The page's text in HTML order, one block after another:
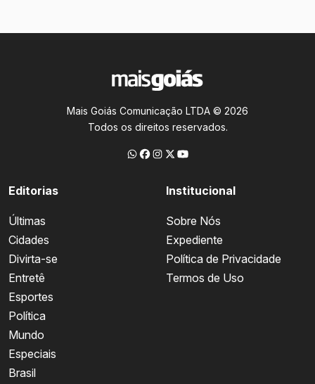
Mais Goiás Comunicação LTDA © 2026
Todos os direitos reservados.
Editorias
Últimas
Cidades
Divirta-se
Entretê
Esportes
Política
Mundo
Especiais
Brasil
Institucional
Sobre Nós
Expediente
Política de Privacidade
Termos de Uso